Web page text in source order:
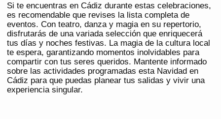
Si te encuentras en Cádiz durante estas celebraciones,
es recomendable que revises la lista completa de
eventos. Con teatro, danza y magia en su repertorio,
disfrutarás de una variada selección que enriquecerá
tus días y noches festivas. La magia de la cultura local
te espera, garantizando momentos inolvidables para
compartir con tus seres queridos. Mantente informado
sobre las actividades programadas esta Navidad en
Cádiz para que puedas planear tus salidas y vivir una
experiencia singular.